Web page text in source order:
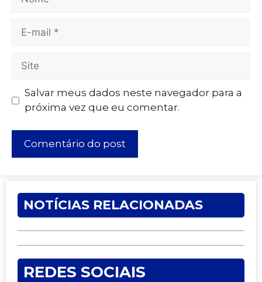
Salvar meus dados neste navegador para a
próxima vez que eu comentar.
NOTÍCIAS RELACIONADAS
REDES SOCIAIS